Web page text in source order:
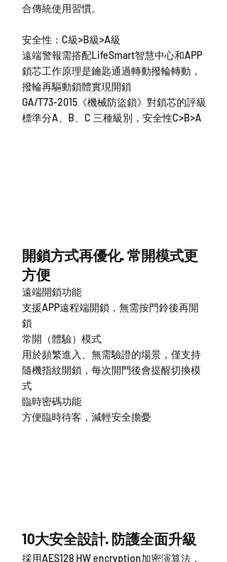
合傳統使用習慣。
安全性：C級>B級>A級
遠端警報需搭配LifeSmart智慧中心和APP
鎖芯工作原理是鑰匙通過轉動撥輪轉動，
撥輪再驅動鎖體實現開鎖
GA/T73-2015《機械防盜鎖》對鎖芯的評級
標準分A、B、C 三種級別，安全性C>B>A
開鎖方式再優化· 常開模式更
方便
遠端開鎖功能
支援APP遠程端開鎖，無需按門鈴後再開
鎖
常開（體驗）模式
用於頻繁進入、無需驗證的場景，僅支持
隨機指紋開鎖，每次開門後會提醒切換模
式
臨時密碼功能
方便臨時待客，減輕安全擔憂
10大安全設計· 防護全面升級
採用AES128 HW encryption加密演算法，